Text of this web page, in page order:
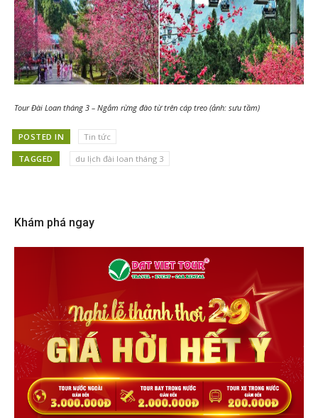
Tour Đài Loan tháng 3 – Ngắm rừng đào từ trên cáp treo (ảnh: sưu tầm)
POSTED IN Tin tức
TAGGED du lịch đài loan tháng 3
Khám phá ngay